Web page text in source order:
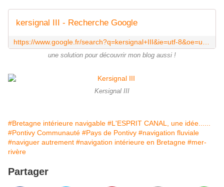
kersignal III - Recherche Google
une solution pour découvrir mon blog aussi !
Kersignal III
#Bretagne intérieure navigable #L'ESPRIT CANAL, une idée......
#Pontivy Communauté #Pays de Pontivy #navigation fluviale
#naviguer autrement #navigation intérieure en Bretagne #mer-
rivère
Partager